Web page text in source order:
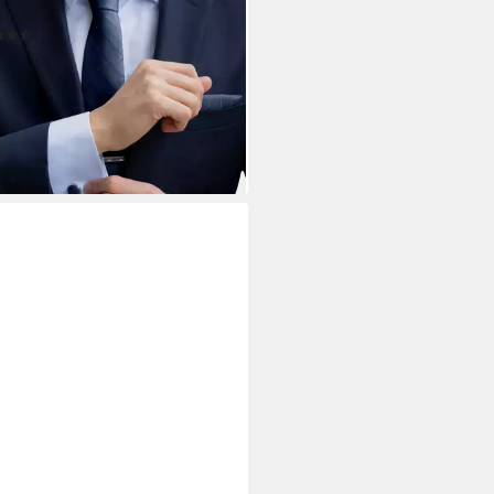
41,90 €
- in 3-4 Werktagen bei dir